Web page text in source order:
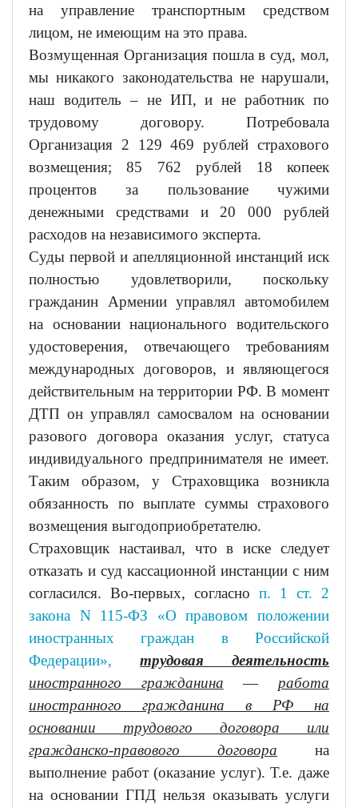
на управление транспортным средством
лицом, не имеющим на это права.
Возмущенная Организация пошла в суд, мол,
мы никакого законодательства не нарушали,
наш водитель – не ИП, и не работник по
трудовому договору. Потребовала
Организация 2 129 469 рублей страхового
возмещения; 85 762 рублей 18 копеек
процентов за пользование чужими
денежными средствами и 20 000 рублей
расходов на независимого эксперта.
Суды первой и апелляционной инстанций иск
полностью удовлетворили, поскольку
гражданин Армении управлял автомобилем
на основании национального водительского
удостоверения, отвечающего требованиям
международных договоров, и являющегося
действительным на территории РФ. В момент
ДТП он управлял самосвалом на основании
разового договора оказания услуг, статуса
индивидуального предпринимателя не имеет.
Таким образом, у Страховщика возникла
обязанность по выплате суммы страхового
возмещения выгодоприобретателю.
Страховщик настаивал, что в иске следует
отказать и суд кассационной инстанции с ним
согласился. Во-первых, согласно п. 1 ст. 2
закона N 115-ФЗ «О правовом положении
иностранных граждан в Российской
Федерации», трудовая деятельность
иностранного гражданина — работа
иностранного гражданина в РФ на
основании трудового договора или
гражданско-правового договора на
выполнение работ (оказание услуг). Т.е. даже
на основании ГПД нельзя оказывать услуги